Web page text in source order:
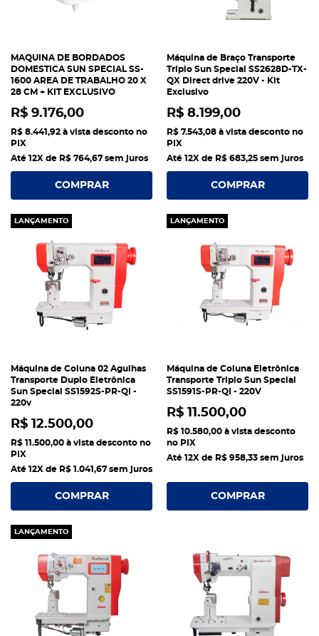
MAQUINA DE BORDADOS
DOMESTICA SUN SPECIAL SS-
1600 AREA DE TRABALHO 20 X
28 CM + KIT EXCLUSIVO
R$ 9.176,00
R$ 8.441,92 à vista desconto no
PIX
Até 12X de R$ 764,67 sem juros
COMPRAR
Máquina de Braço Transporte
Triplo Sun Special SS2628D-TX-
QX Direct drive 220V - Kit
Exclusivo
R$ 8.199,00
R$ 7.543,08 à vista desconto no
PIX
Até 12X de R$ 683,25 sem juros
COMPRAR
LANÇAMENTO
Máquina de Coluna 02 Agulhas
Transporte Duplo Eletrônica
Sun Special SS1592S-PR-QI -
220v
R$ 12.500,00
R$ 11.500,00 à vista desconto no
PIX
Até 12X de R$ 1.041,67 sem juros
COMPRAR
LANÇAMENTO
Máquina de Coluna Eletrônica
Transporte Triplo Sun Special
SS1591S-PR-QI - 220V
R$ 11.500,00
R$ 10.580,00 à vista desconto
no PIX
Até 12X de R$ 958,33 sem juros
COMPRAR
LANÇAMENTO